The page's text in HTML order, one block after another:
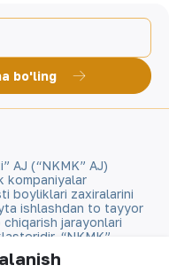
bo'ling
AJ (“NKMK” AJ)
kompaniyalar
boyliklari zaxiralarini
ishlashdan to tayyor
jarayonlari
“NKMK”
jahonning
O‘zbekistonning